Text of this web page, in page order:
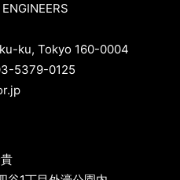
ku, Tokyo 160-0004
5379-0125